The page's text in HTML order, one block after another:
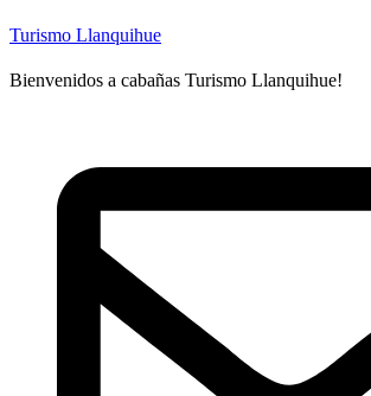
Turismo Llanquihue
Bienvenidos a cabañas Turismo Llanquihue!